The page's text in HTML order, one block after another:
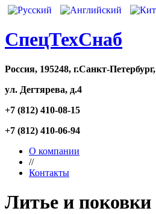
CпецТехСнаб
Россия, 195248, г.Санкт-Петербург,
ул. Дегтярева, д.4
+7 (812) 410-08-15
+7 (812) 410-06-94
О компании
//
Контакты
Литье и поковки